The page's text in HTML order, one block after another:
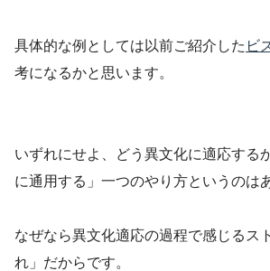
具体的な例としては以前ご紹介した ビ
考になるかと思います。
いずれにせよ、どう異文化に適応する
に通用する」一つのやり方というのは
なぜなら異文化適応の過程で感じるス
れ」だからです。